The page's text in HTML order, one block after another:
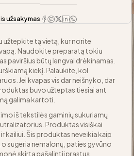
užsakymas
užtepkite tą vietą, kur norite
Naudokite preparatą tokiu
paviršius būtų lengvai drėkinamas.
kiekį. Palaukite, kol
Jei kvapas vis dar neišnyko, dar
buvo užteptas tiesiai ant
galima kartoti.
iš tekstilės gaminių sukuriamų
Produktas visiškai
kailiui. Šis produktas neveikia kaip
sugeria nemalonų, paties gyvūno
skirta pašalinti įprastus,